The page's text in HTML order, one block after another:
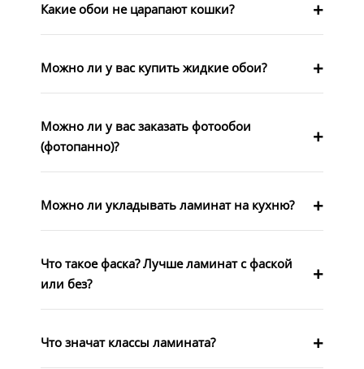
Какие обои не царапают кошки?
Можно ли у вас купить жидкие обои?
Можно ли у вас заказать фотообои
(фотопанно)?
Можно ли укладывать ламинат на кухню?
Что такое фаска? Лучше ламинат с фаской
или без?
Что значат классы ламината?